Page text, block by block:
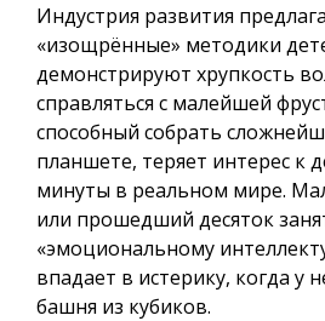
Индустрия развития
«изощрённые» методики
демонстрируют хрупкость
справляться с малейшей
способный собрать
планшете, теряет интерес к
минуты в реальном мире.
или прошедший десяток
«эмоциональному
впадает в истерику, когда у
башня из кубиков.